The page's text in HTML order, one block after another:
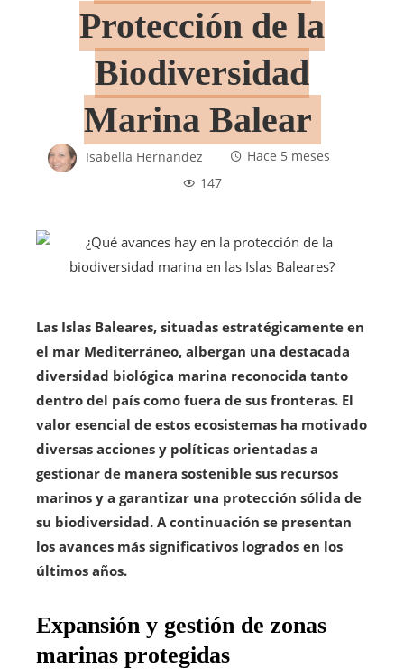
Protección de la
Biodiversidad
Marina Balear
Isabella Hernandez
Hace 5 meses
147
Las Islas Baleares, situadas estratégicamente en
el mar Mediterráneo, albergan una destacada
diversidad biológica marina reconocida tanto
dentro del país como fuera de sus fronteras. El
valor esencial de estos ecosistemas ha motivado
diversas acciones y políticas orientadas a
gestionar de manera sostenible sus recursos
marinos y a garantizar una protección sólida de
su biodiversidad. A continuación se presentan
los avances más significativos logrados en los
últimos años.
Expansión y gestión de zonas
marinas protegidas